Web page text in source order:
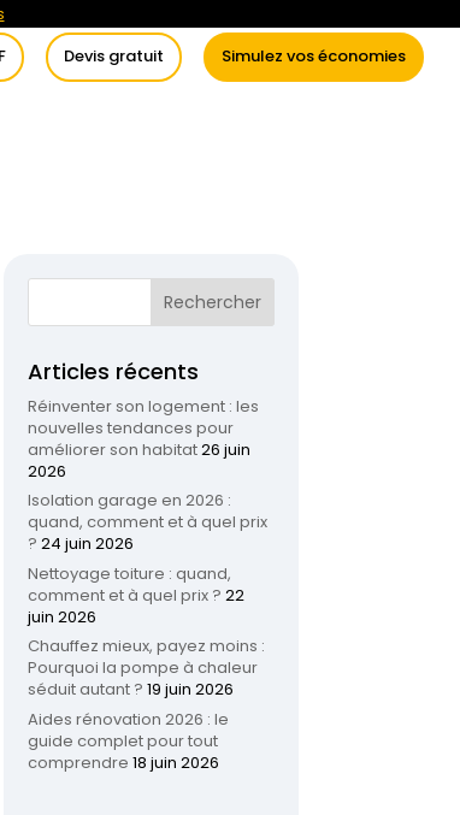
Devis gratuit Simulez vos économies
l’eau Conseils
Articles récents
Réinventer son logement : les
nouvelles tendances pour
améliorer son habitat26 juin
2026
Isolation garage en 2026 :
quand, comment et à quel prix
? 24 juin 2026
Nettoyage toiture : quand,
comment et à quel prix ? 22
juin 2026
Chauffez mieux, payez moins :
Pourquoi la pompe à chaleur
séduit autant ? 19 juin 2026
Aides rénovation 2026 : le
guide complet pour tout
comprendre 18 juin 2026